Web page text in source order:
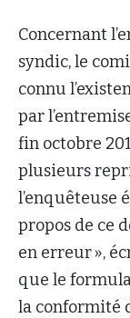
Concernant
syndic, le
connu
par
fin octobre
plusieurs
l’enquêteuse
propos de ce
en erreur »,
que le
la conformité